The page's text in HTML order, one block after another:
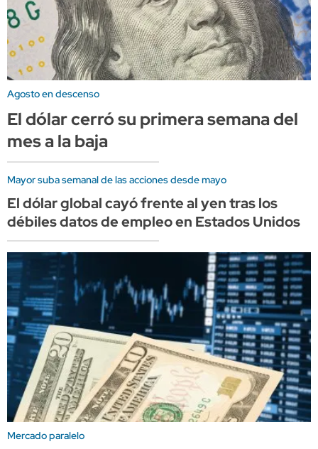
Agosto en descenso
El dólar cerró su primera semana del
mes a la baja
Mayor suba semanal de las acciones desde mayo
El dólar global cayó frente al yen tras los
débiles datos de empleo en Estados Unidos
Mercado paralelo